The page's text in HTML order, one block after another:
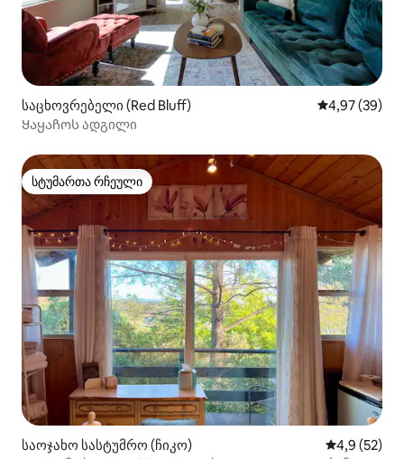
საცხოვრებელი (Red Bluff) საშუალო
4,97 (39)
Ყაყაჩოს ადგილი
სტუმართა რჩეული
სტუმართა რჩეული
საოჯახო სასტუმრო (ჩიკო) საშუალო
4,9 (52)